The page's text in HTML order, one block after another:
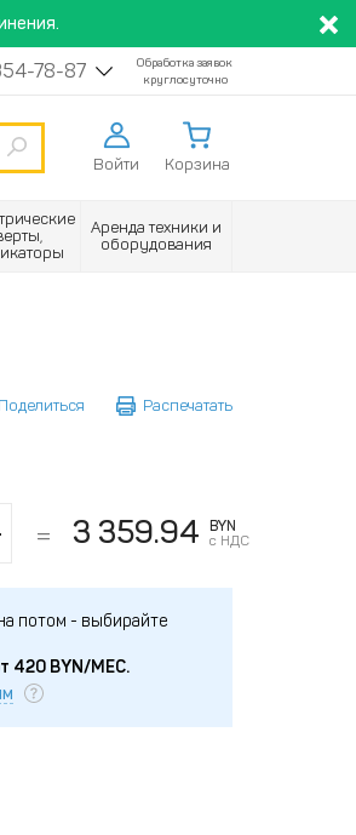
78-87
Обработка заявок
круглосуточно
Войти Корзина
Аренда техники и
оборудования
Поделиться Распечатать
3 359.94
BYN
с НДС
потом - выбирайте
420BYN/МЕС.